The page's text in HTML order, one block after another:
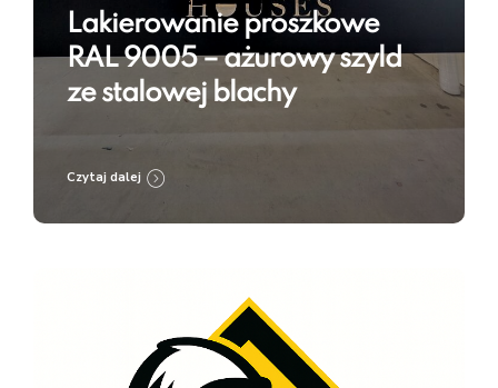
Lakierowanie proszkowe
RAL 9005 – ażurowy szyld
ze stalowej blachy
Czytaj dalej